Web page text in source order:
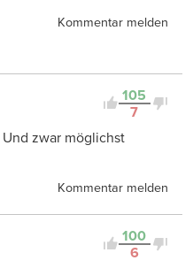
Kommentar melden
105
7
zwar möglichst
Kommentar melden
100
6